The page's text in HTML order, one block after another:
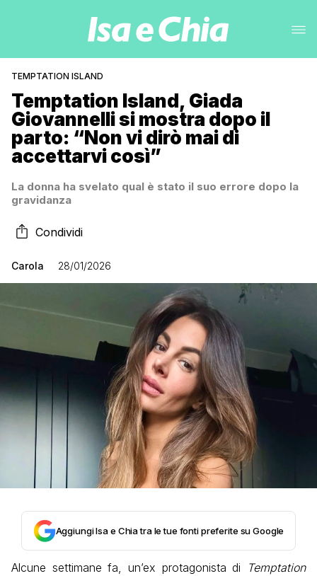
TEMPTATION ISLAND
Temptation Island, Giada
Giovannelli si mostra dopo il
parto: “Non vi dirò mai di
accettarvi così”
La donna ha svelato qual è stato il suo errore dopo la
gravidanza
Condividi
Carola 28/01/2026
Aggiungi Isa e Chia tra le tue fonti preferite su Google
Alcune settimane fa, un’ex protagonista di
Temptation